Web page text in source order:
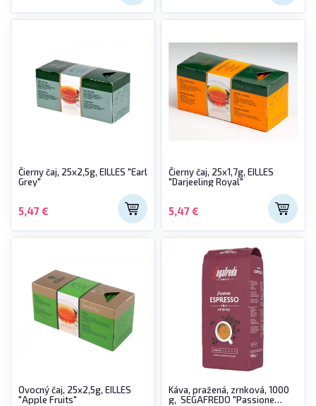
Čierny čaj, 25x2,5g, EILLES "Earl
Grey"
5,47 €
Čierny čaj, 25x1,7g, EILLES
"Darjeeling Royal"
5,47 €
Ovocný čaj, 25x2,5g, EILLES
"Apple Fruits"
Káva, pražená, zrnková, 1000
g, SEGAFREDO "Passione